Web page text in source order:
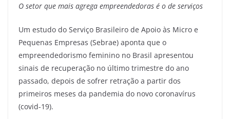
O setor que mais agrega empreendedoras é o de serviços
Um estudo do Serviço Brasileiro de Apoio às Micro e
Pequenas Empresas (Sebrae) aponta que o
empreendedorismo feminino no Brasil apresentou
sinais de recuperação no último trimestre do ano
passado, depois de sofrer retração a partir dos
primeiros meses da pandemia do novo coronavírus
(covid-19).